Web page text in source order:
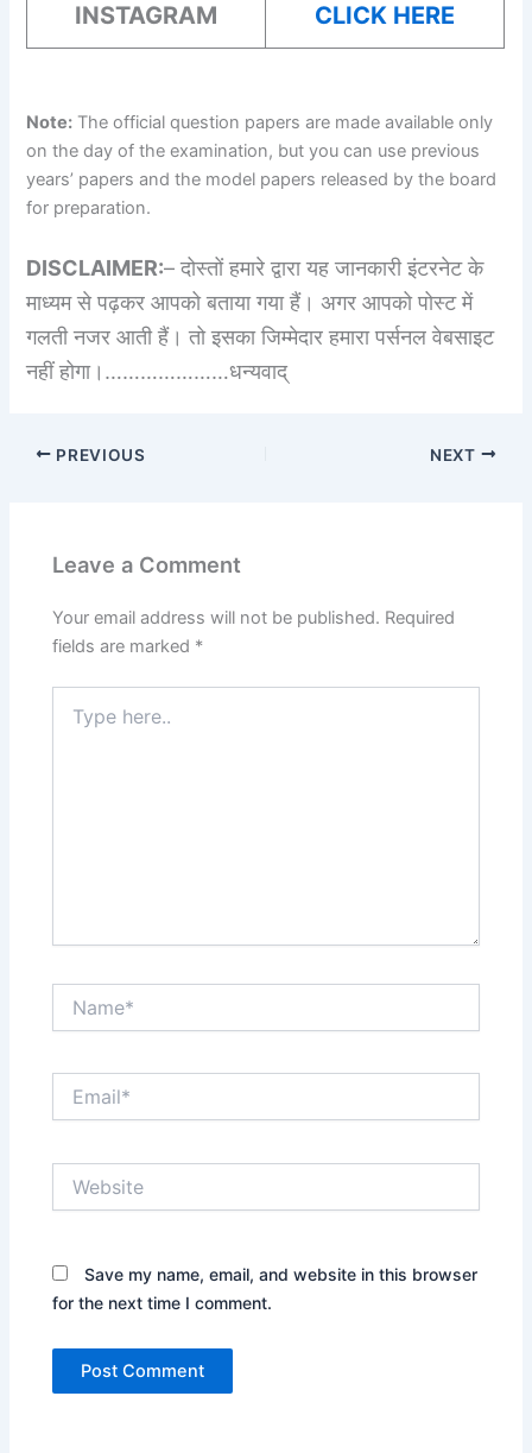
INSTAGRAM CLICK HERE
Note: The official question papers are made available only
on the day of the examination, but you can use previous
years’ papers and the model papers released by the board
for preparation.
DISCLAIMER:– दोस्तों हमारे द्वारा यह जानकारी इंटरनेट के
माध्यम से पढ़कर आपको बताया गया हैं। अगर आपको पोस्ट में
गलती नजर आती हैं। तो इसका जिम्मेदार हमारा पर्सनल वेबसाइट
नहीं होगा।…………………धन्यवाद्
PREVIOUS NEXT
Leave a Comment
Your email address will not be published. Required
fields are marked *
here..
Save my name, email, and website in this browser
for the next time I comment.